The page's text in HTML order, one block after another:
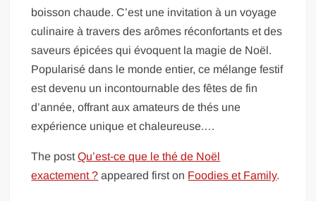
boisson chaude. C’est une invitation à un voyage
culinaire à travers des arômes réconfortants et des
saveurs épicées qui évoquent la magie de Noël.
Popularisé dans le monde entier, ce mélange festif
est devenu un incontournable des fêtes de fin
d’année, offrant aux amateurs de thés une
expérience unique et chaleureuse.…
The postQu’est-ce que le thé de Noël
exactement ? appeared first on Foodies et Family.